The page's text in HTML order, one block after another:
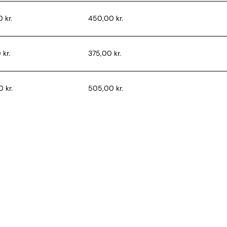
kr. 450,00 kr.
kr. 375,00 kr.
kr. 505,00 kr.